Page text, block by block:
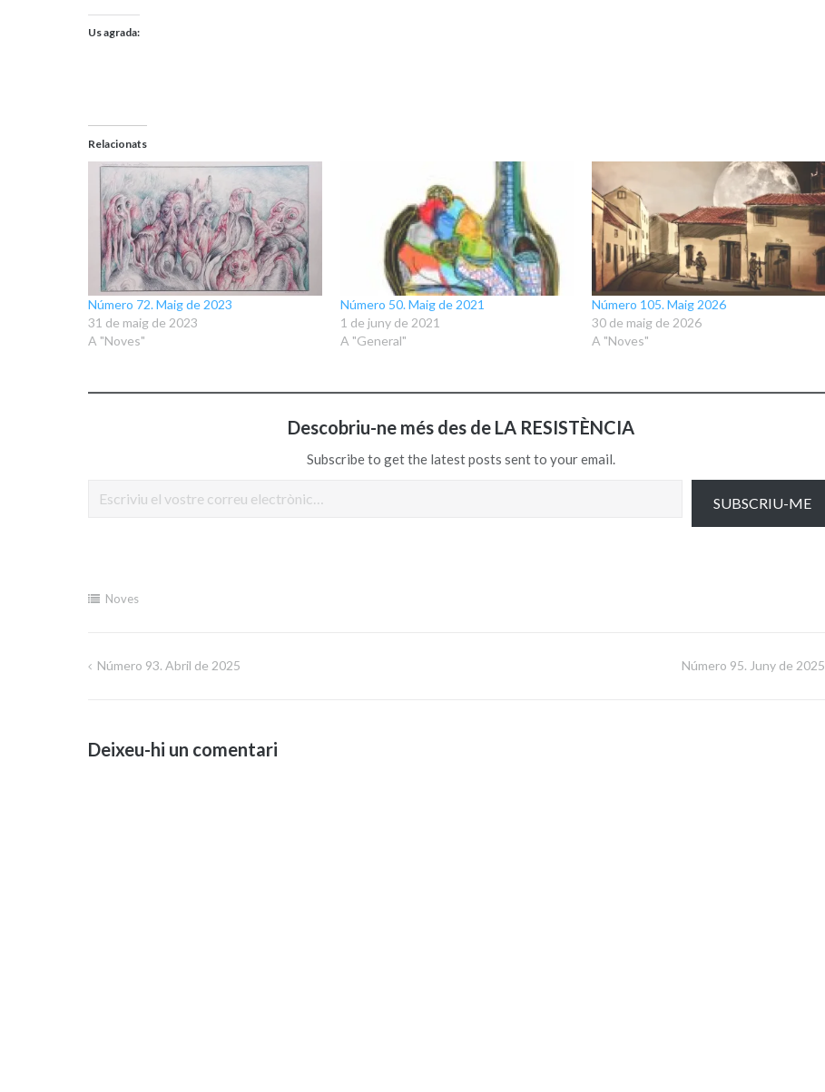
Us agrada:
Relacionats
Número 72. Maig de 2023
31 de maig de 2023
A "Noves"
Número 50. Maig de 2021
1 de juny de 2021
A "General"
Número 105. Maig 2026
30 de maig de 2026
A "Noves"
Descobriu-ne més des de LA RESISTÈNCIA
Subscribe to get the latest posts sent to your email.
SUBSCRIU-ME
Noves
Navegació
Número 93. Abril de 2025 Número 95. Juny de 2025
Deixeu-hi un comentari